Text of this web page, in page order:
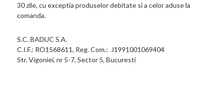
30 zile, cu exceptia produselor debitate si a celor aduse la
comanda.
S.C. BADUC S.A.
C.I.F.: RO1568611, Reg. Com.: J1991001069404
Str. Vigoniei, nr 5-7, Sector 5, Bucuresti